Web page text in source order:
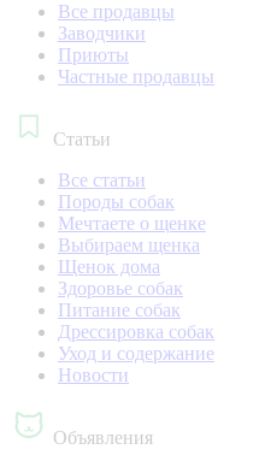
Все продавцы
Заводчики
Приюты
Частные продавцы
Статьи
Все статьи
Породы собак
Мечтаете о щенке
Выбираем щенка
Щенок дома
Здоровье собак
Питание собак
Дрессировка собак
Уход и содержание
Новости
Объявления